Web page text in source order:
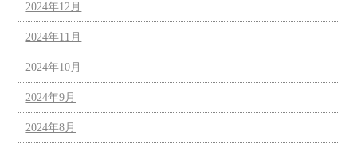
2024年12月
2024年11月
2024年10月
2024年9月
2024年8月